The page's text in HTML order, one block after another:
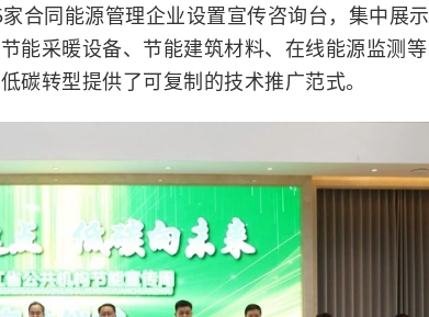
合同能源管理企业设置宣传咨询台，集中展示
能采暖设备、节能建筑材料、在线能源监测等
碳转型提供了可复制的技术推广范式。